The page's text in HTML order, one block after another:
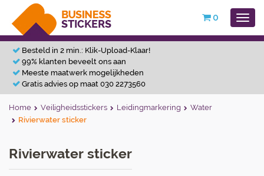
0
Besteld in 2 min.: Klik-Upload-Klaar!
99% klanten beveelt ons aan
Meeste maatwerk mogelijkheden
Gratis advies op maat 030 2273560
Home Veiligheidsstickers Leidingmarkering
Water
Rivierwater sticker
Rivierwater sticker